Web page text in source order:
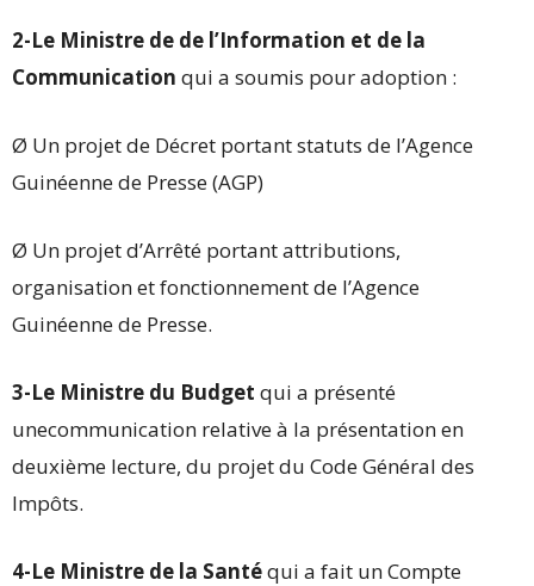
2-Le Ministre de de l’Information et de la
Communication qui a soumis pour adoption :
Ø Un projet de Décret portant statuts de l’Agence
Guinéenne de Presse (AGP)
Ø Un projet d’Arrêté portant attributions,
organisation et fonctionnement de l’Agence
Guinéenne de Presse.
3-Le Ministre du Budget qui a présenté
unecommunication relative à la présentation en
deuxième lecture, du projet du Code Général des
Impôts.
4-Le Ministre de la Santéqui a fait un Compte